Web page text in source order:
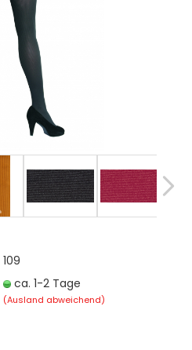
109
ca. 1-2 Tage
(Ausland abweichend)